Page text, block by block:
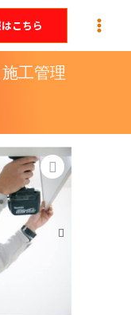
こちら
工管理